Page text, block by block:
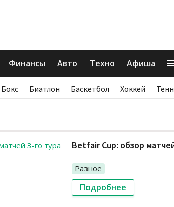
Финансы Авто Техно Афиша
Бокс Биатлон Баскетбол Хоккей
Betfair Cup: обзор
Разное
Подробнее